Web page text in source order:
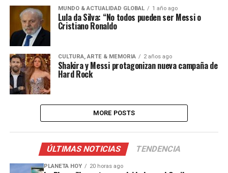
MUNDO & ACTUALIDAD GLOBAL 1 año ago
Lula da Silva: “No todos pueden ser Messi o
Cristiano Ronaldo
CULTURA, ARTE & MEMORIA 2 años ago
Shakira y Messi protagonizan nueva campaña de
Hard Rock
MORE POSTS
ÚLTIMAS NOTICIAS TENDENCIA
PLANETA HOY 20 horas ago